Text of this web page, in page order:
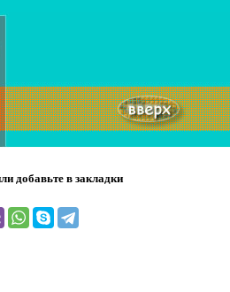
добавьте в закладки